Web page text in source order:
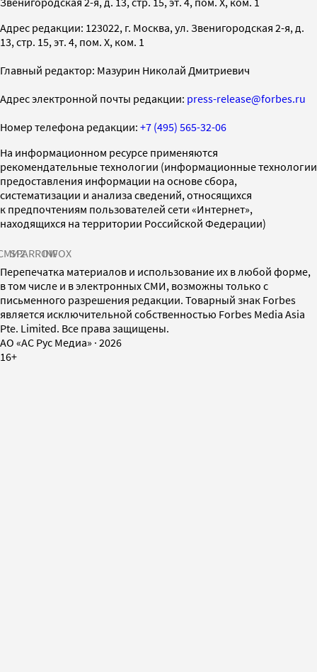
Адрес редакции: 123022, г. Москва, ул. Звенигородская 2-я, д.
13, стр. 15, эт. 4, пом. X, ком. 1
Главный редактор: Мазурин Николай Дмитриевич
Адрес электронной почты редакции: press-release@forbes.ru
Номер телефона редакции: +7 (495) 565-32-06
На информационном ресурсе применяются
рекомендательные технологии (информационные технологии
предоставления информации на основе сбора,
систематизации и анализа сведений, относящихся
к предпочтениям пользователей сети «Интернет»,
находящихся на территории Российской Федерации)
SPARROWINFOX
Перепечатка материалов и использование их в любой форме,
в том числе и в электронных СМИ, возможны только с
письменного разрешения редакции. Товарный знак Forbes
является исключительной собственностью Forbes Media Asia
Pte. Limited. Все права защищены.
AO «АС Рус Медиа» · 2026
16+